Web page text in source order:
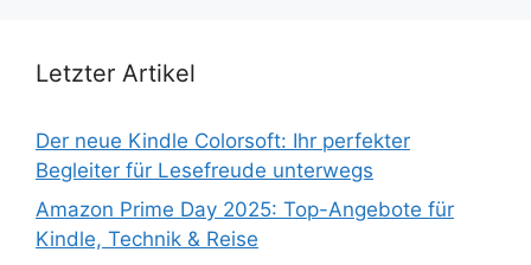
Letzter Artikel
Der neue Kindle Colorsoft: Ihr perfekter
Begleiter für Lesefreude unterwegs
Amazon Prime Day 2025: Top-Angebote für
Kindle, Technik & Reise